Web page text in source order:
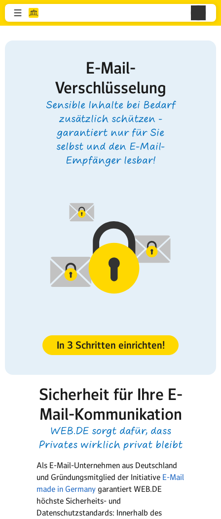
E-Mail-
Verschlüsselung
Sensible Inhalte bei Bedarf
zusätzlich schützen -
garantiert nur für Sie
selbst und den E-Mail-
Empfänger lesbar!
In 3 Schritten einrichten!
Sicherheit für Ihre E-
Mail-Kommunikation
WEB.DE sorgt dafür, dass
Privates wirklich privat bleibt
Als E-Mail-Unternehmen aus Deutschland
und Gründungsmitglied der Initiative E-Mail
made in Germany garantiert WEB.DE
höchste Sicherheits- und
Datenschutzstandards: Innerhalb des